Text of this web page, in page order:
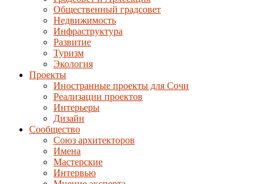
Общественный градсовет
Недвижимость
Инфраструктура
Развитие
Туризм
Экология
Проекты
Иностранные проекты для Сочи
Реализации проектов
Интерьеры
Дизайн
Сообщество
Союз архитекторов
Имена
Мастерские
Интервью